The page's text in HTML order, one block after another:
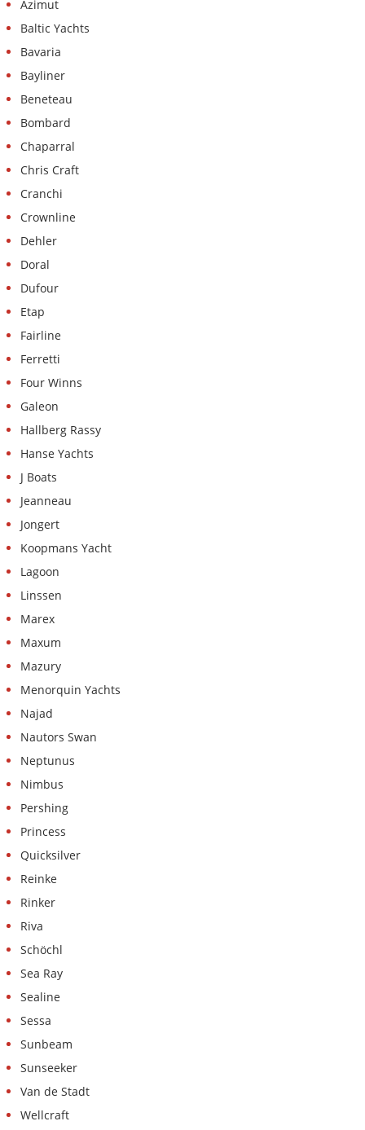
Azimut
Baltic Yachts
Bavaria
Bayliner
Beneteau
Bombard
Chaparral
Chris Craft
Cranchi
Crownline
Dehler
Doral
Dufour
Etap
Fairline
Ferretti
Four Winns
Galeon
Hallberg Rassy
Hanse Yachts
J Boats
Jeanneau
Jongert
Koopmans Yacht
Lagoon
Linssen
Marex
Maxum
Mazury
Menorquin Yachts
Najad
Nautors Swan
Neptunus
Nimbus
Pershing
Princess
Quicksilver
Reinke
Rinker
Riva
Schöchl
Sea Ray
Sealine
Sessa
Sunbeam
Sunseeker
Van de Stadt
Wellcraft